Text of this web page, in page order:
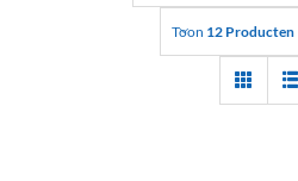
Toon 12 Producten